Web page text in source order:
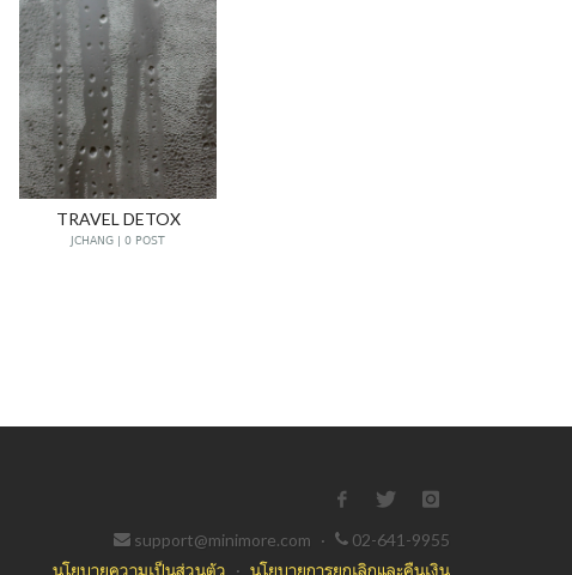
TRAVEL DETOX
JCHANG | 0 POST
support@minimore.com ·
02-641-9955
นโยบายความเป็นส่วนตัว · นโยบายการยกเลิกและคืนเงิน